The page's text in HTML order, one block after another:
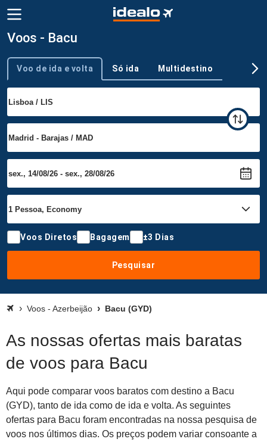
Voos - Bacu
Tipo de viagem
Voo de ida e volta Só ida Multidestino
Voos Diretos Bagagem ±3 Dias
Pesquisar
Voos - Azerbeijão Bacu (GYD)
As nossas ofertas mais baratas
de voos para Bacu
Aqui pode comparar voos baratos com destino a Bacu
(GYD), tanto de ida como de ida e volta. As seguintes
ofertas para Bacu foram encontradas na nossa pesquisa de
voos nos últimos dias. Os preços podem variar consoante a